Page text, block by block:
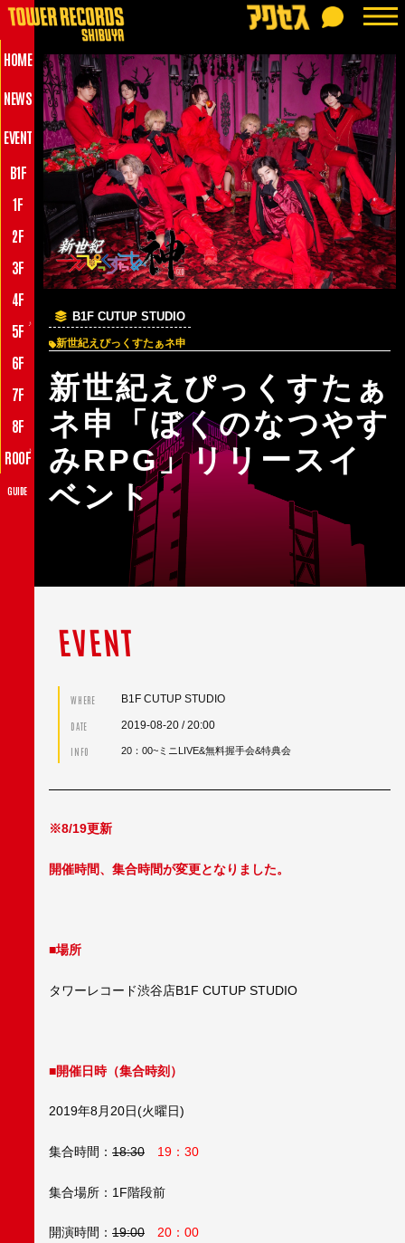
HOME
NEWS
EVENT
B1F
1F
2F
3F
4F
5F
♪
6F
7F
8F
ROOF♪
GUIDE
B1F CUTUP STUDIO
新世紀えぴっくすたぁネ申
新世紀えぴっくすたぁ
ネ申「ぼくのなつやす
みRPG」リリースイ
ベント
EVENT
WHERE B1F CUTUP STUDIO
DATE 2019-08-20 / 20:00
INFO 20：00~ミニLIVE&無料握手会&特典会
※8/19更新
開催時間、集合時間が変更となりました。
■場所
タワーレコード渋谷店B1F CUTUP STUDIO
■開催日時（集合時刻）
2019年8月20日(火曜日)
集合時間： 18:30 19：30
集合場所：1F階段前
開演時間： 19:00 20：00